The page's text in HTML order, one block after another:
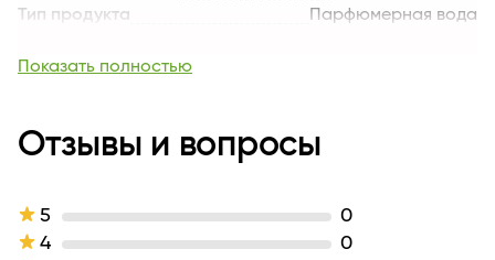
Тип продукта
Парфюмерная вода
Группа ароматов
Базовые ноты
мускус, ирис, кедр, амбра
Производитель
Показать полностью
Отзывы и вопросы
5
0
4
0